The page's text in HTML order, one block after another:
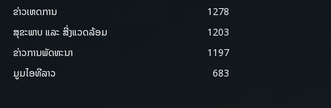
ຂ່າວເຫດການ
1278
ສຸຂະພາບ ແລະ ສີ່ງແວດລ້ອມ
1203
ຂ່າວການພັດທະນາ
1197
ມູມໄອທີລາວ
683